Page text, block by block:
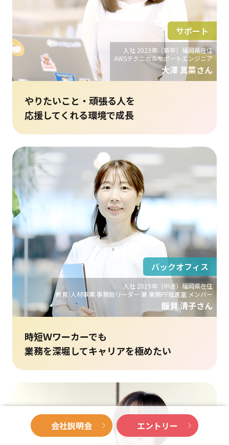
会社説明会 エントリー
入社 2023年（新卒）福岡県在住
AWSテクニカルサポートエンジニア
大澤 真菜さん
サポート
やりたいこと・頑張る人を
応援してくれる環境で成長
入社 2019年（中途）福岡県在住
教育/人材事業 事務局リーダー 兼 業務PF推進室 メンバー
飯貝 清子さん
バックオフィス
時短Ｗワーカーでも
業務を深堀してキャリアを極めたい